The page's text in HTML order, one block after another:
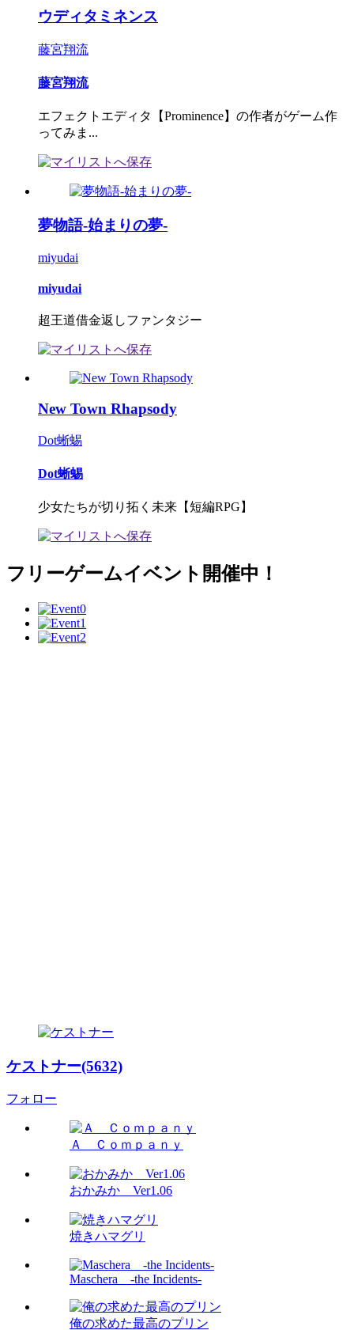
ウディタミネンス
藤宮翔流
藤宮翔流
エフェクトエディタ【Prominence】の作者がゲーム作
ってみま...
夢物語-始まりの夢-
miyudai
miyudai
超王道借金返しファンタジー
New Town Rhapsody
Dot蜥蜴
Dot蜥蜴
少女たちが切り拓く未来【短編RPG】
フリーゲームイベント開催中！
ケストナー(5632)
フォロー
Ａ Ｃｏｍｐａｎｙ
おかみか Ver1.06
焼きハマグリ
Maschera -the Incidents-
俺の求めた最高のプリン